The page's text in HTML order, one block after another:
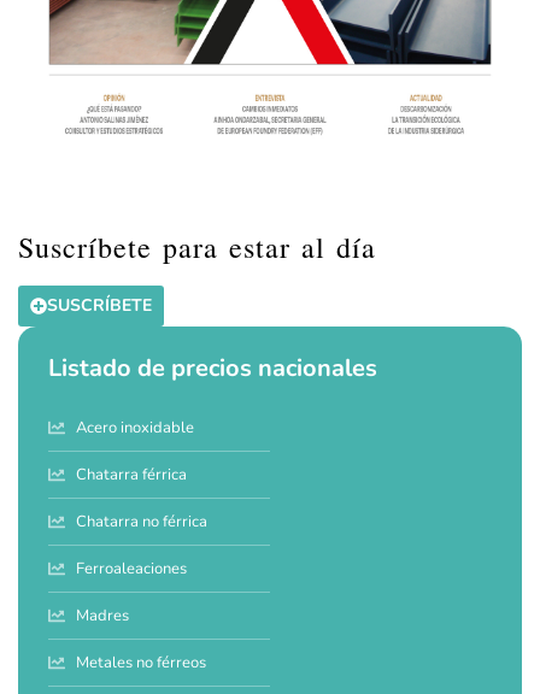
Suscríbete para estar al día
SUSCRÍBETE
Listado de precios nacionales
Acero inoxidable
Chatarra férrica
Chatarra no férrica
Ferroaleaciones
Madres
Metales no férreos